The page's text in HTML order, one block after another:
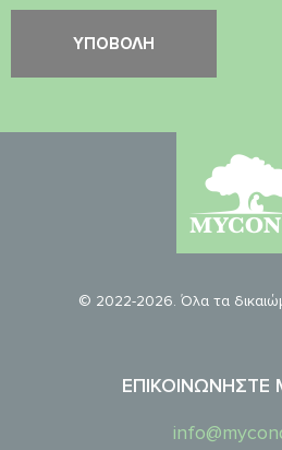
© 2022-2026. Όλα τα
ΕΠΙΚΟΙΝΩΝΉΣΤΕ